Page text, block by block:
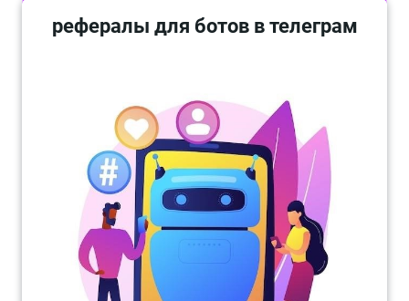
рефералы для ботов в телеграм